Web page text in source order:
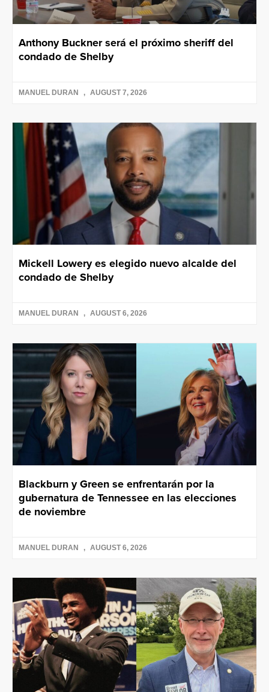
Anthony Buckner será el próximo sheriff del
condado de Shelby
MANUEL DURAN AUGUST 7, 2026
Mickell Lowery es elegido nuevo alcalde del
condado de Shelby
MANUEL DURAN AUGUST 6, 2026
Blackburn y Green se enfrentarán por la
gubernatura de Tennessee en las elecciones
de noviembre
MANUEL DURAN AUGUST 6, 2026